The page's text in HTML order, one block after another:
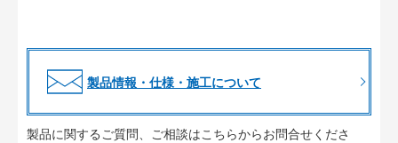
製品情報・仕様・施工について
製品に関するご質問、ご相談はこちらからお問合せくださ